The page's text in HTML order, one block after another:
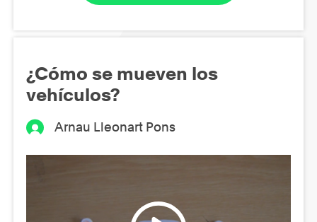
¿Cómo se mueven los
vehículos?
Arnau Lleonart Pons